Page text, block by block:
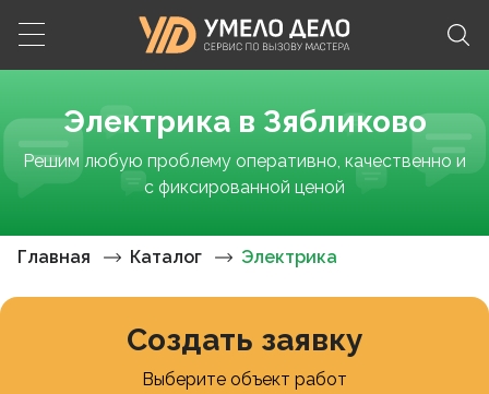
Электрика в Зябликово
Решим любую проблему оперативно, качественно и
с фиксированной ценой
Главная Каталог Электрика
Создать заявку
Выберите объект работ